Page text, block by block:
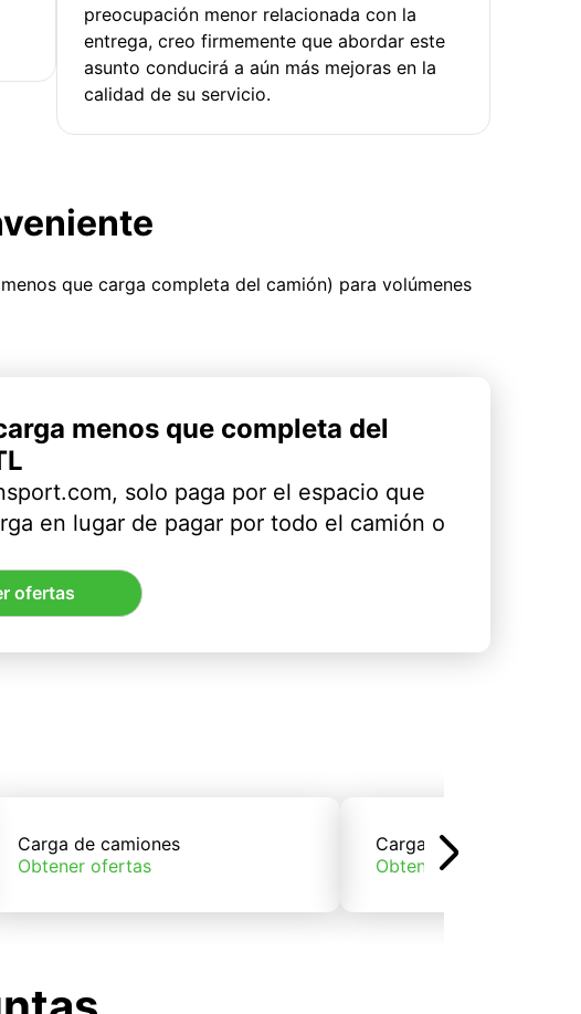
preocupación menor relacionada con la
entrega, creo firmemente que abordar este
asunto conducirá a aún más mejoras en la
calidad de su servicio.
que carga completa del camión) para volúmenes
menos que completa del
solo paga por el espacio que
en lugar de pagar por todo el camión o
ofertas
Carga de camiones
Obtener ofertas
Carga de trenes
Obtener ofertas